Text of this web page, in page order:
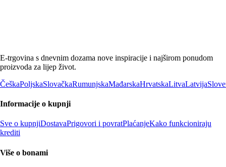
E-trgovina s dnevnim dozama nove inspiracije i najširom ponudom
proizvoda za lijep život.
ČeškaPoljskaSlovačkaRumunjskaMađarskaHrvatskaLitvaLatvija
Informacije o kupnji
Sve o kupnjiDostavaPrigovori i povratPlaćanjeKako funkcioniraju
krediti
Više o bonami